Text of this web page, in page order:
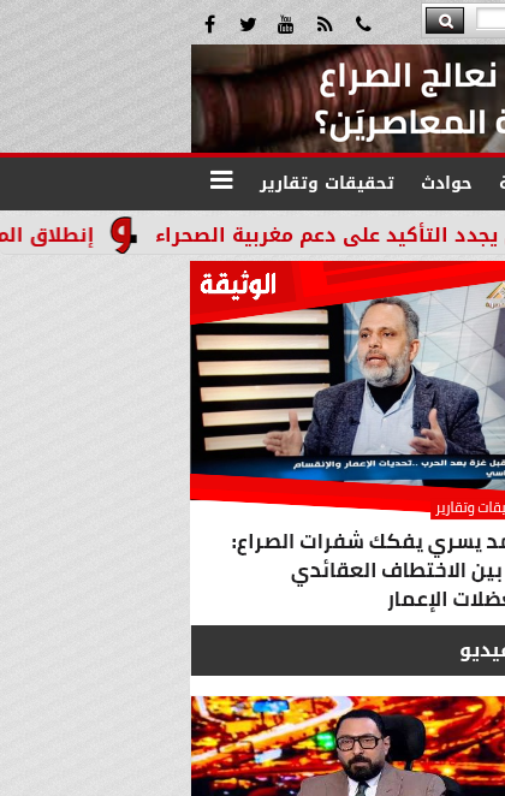
حوادث تحقيقات وتقارير
إنطلاق المرحله الثالثة بالموجة 29 لإسترداد أملاك دعم مغربية الصحراء